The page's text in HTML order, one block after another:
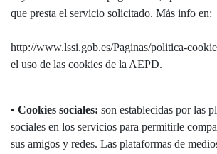
que presta el servicio solicitado. Más info en:
http://www.lssi.gob.es/Paginas/politica-
el uso de las cookies de la AEPD.
• Cookies sociales: son establecidas por las
sociales en los servicios para permitirle
sus amigos y redes. Las plataformas de